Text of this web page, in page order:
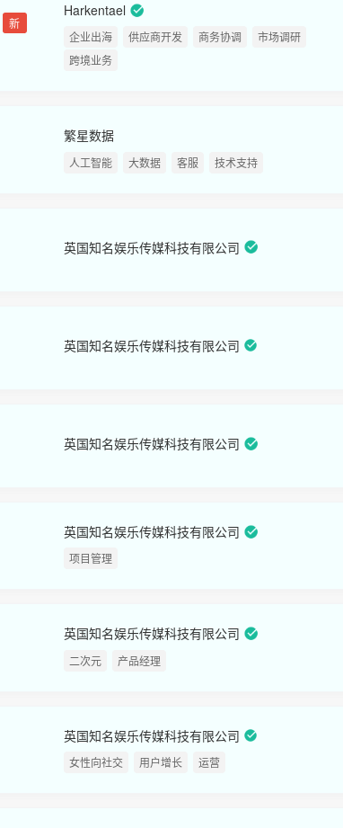
新
Harkentael
企业出海 供应商开发 商务协调
市场调研
跨境业务
繁星数据
人工智能 大数据 客服 技术支持
英国知名娱乐传媒科技有限公司
英国知名娱乐传媒科技有限公司
英国知名娱乐传媒科技有限公司
英国知名娱乐传媒科技有限公司
项目管理
英国知名娱乐传媒科技有限公司
二次元 产品经理
英国知名娱乐传媒科技有限公司
女性向社交 用户增长 运营